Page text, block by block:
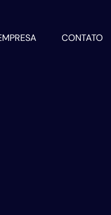
CONTATO